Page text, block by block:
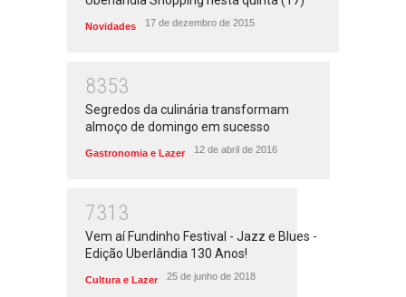
Novidades 17 de dezembro de 2015
8353
Segredos da culinária transformam
almoço de domingo em sucesso
Gastronomia e Lazer 12 de abril de 2016
7313
Vem aí Fundinho Festival - Jazz e Blues -
Edição Uberlândia 130 Anos!
Cultura e Lazer 25 de junho de 2018